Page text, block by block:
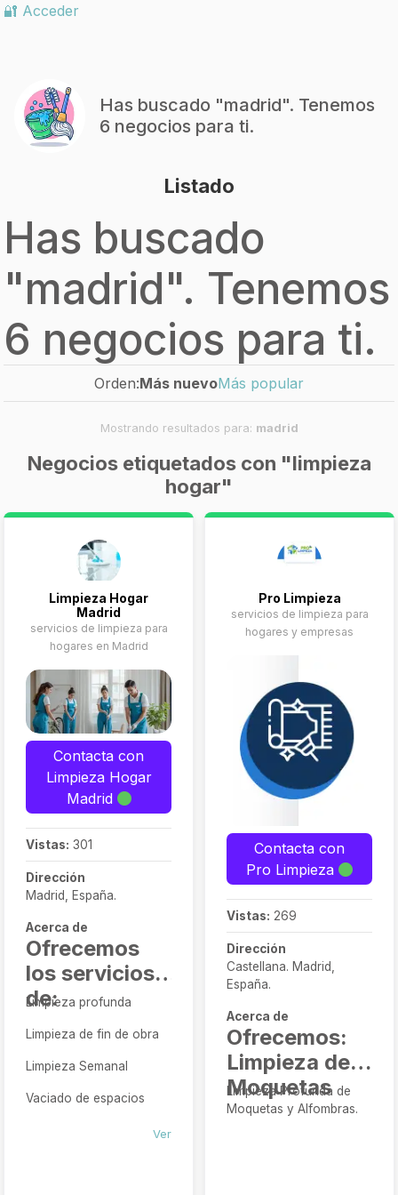
🔐 Acceder
Has buscado "madrid". Tenemos
6 negocios para ti.
Listado
Has buscado
"madrid". Tenemos
6 negocios para ti.
Orden:Más nuevoMás popular
Mostrando resultados para: madrid
Negocios etiquetados con "limpieza
hogar"
Limpieza Hogar
Madrid
servicios de limpieza para
hogares en Madrid
Contacta con
Limpieza Hogar
Madrid
Vistas: 301
Dirección
Madrid, España.
Acerca de
Ofrecemos
los servicios
de:
Limpieza profunda
Limpieza de fin de obra
Limpieza Semanal
Vaciado de espacios
Ver
Pro Limpieza
servicios de limpieza para
hogares y empresas
Contacta con
Pro Limpieza
Vistas: 269
Dirección
Castellana. Madrid,
España.
Acerca de
Ofrecemos:
Limpieza de
Moquetas
Limpieza Profunda de
Moquetas y Alfombras.